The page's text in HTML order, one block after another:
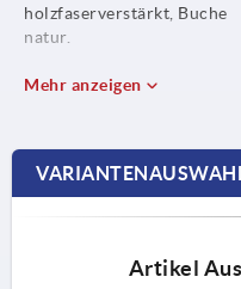
holzfaserverstärkt, Buche
natur.
Biopolymer
aus Edelstahl 1.4305.
Mehr anzeigen
Artikel